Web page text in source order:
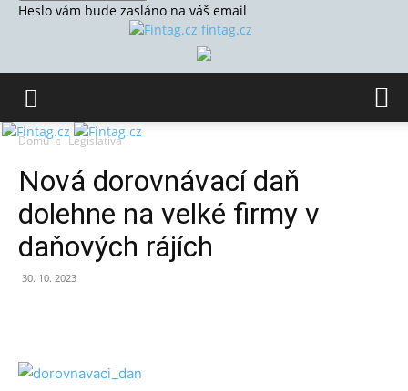
Heslo vám bude zasláno na váš email
fintag.cz
Domů Legislativa
Nová dorovnávací daň
dolehne na velké firmy v
daňových rájích
30. 10. 2023